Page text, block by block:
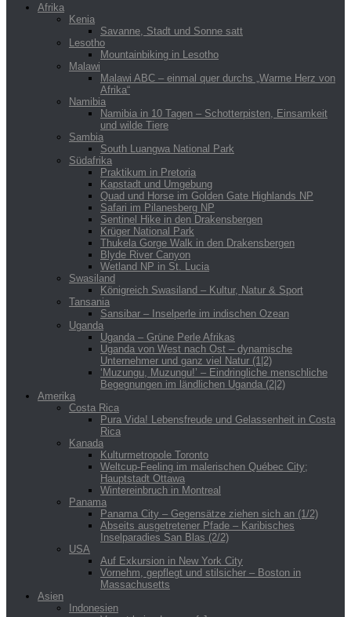
Afrika
Kenia
Savanne, Stadt und Sonne satt
Lesotho
Mountainbiking in Lesotho
Malawi
Malawi ABC – einmal quer durchs „Warme Herz von
Afrika“
Namibia
Namibia in 10 Tagen – Schotterpisten, Einsamkeit
und wilde Tiere
Sambia
South Luangwa National Park
Südafrika
Praktikum in Pretoria
Kapstadt und Umgebung
Quad und Horse im Golden Gate Highlands NP
Safari im Pilanesberg NP
Sentinel Hike in den Drakensbergen
Krüger National Park
Thukela Gorge Walk in den Drakensbergen
Blyde River Canyon
Wetland NP in St. Lucia
Swasiland
Königreich Swasiland – Kultur, Natur & Sport
Tansania
Sansibar – Inselperle im indischen Ozean
Uganda
Uganda – Grüne Perle Afrikas
Uganda von West nach Ost – dynamische
Unternehmer und ganz viel Natur (1|2)
‘Muzungu, Muzungu!’ – Eindringliche menschliche
Begegnungen im ländlichen Uganda (2|2)
Amerika
Costa Rica
Pura Vida! Lebensfreude und Gelassenheit in Costa
Rica
Kanada
Kulturmetropole Toronto
Weltcup-Feeling im malerischen Québec City;
Hauptstadt Ottawa
Wintereinbruch in Montreal
Panama
Panama City – Gegensätze ziehen sich an (1/2)
Abseits ausgetretener Pfade – Karibisches
Inselparadies San Blas (2/2)
USA
Auf Exkursion in New York City
Vornehm, gepflegt und stilsicher – Boston in
Massachusetts
Asien
Indonesien